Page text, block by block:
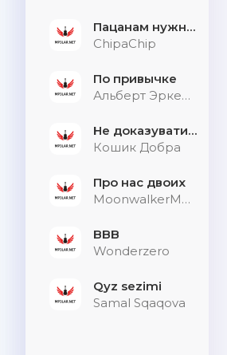
Пацанам нужна дыхалка
ChipaChip
По привычке
Альберт Эркенов
Не доказувати тим, хто не слухає
Кошик Добра
Про нас двоих
MoonwalkerMusic
BBB
Wonderzero
Qyz sezimi
Samal Sqaqova